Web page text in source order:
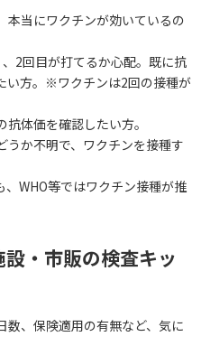
当にワクチンが効いているの
2回目が打てるか心配。既に抗
い方。※ワクチンは2回の接種が
体価を確認したい方。
か不明で、ワクチンを接種す
WHO等ではワクチン接種が推
・市販の検査キッ
数、保険適用の有無など、気に